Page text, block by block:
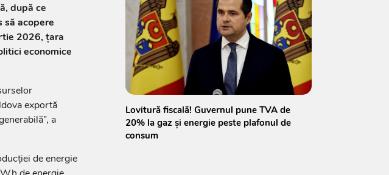
după ce
să acopere
2026, țara
economice
exportă
a
de energie
Lovitură fiscală! Guvernul pune TVA de
20% la gaz și energie peste plafonul de
consum